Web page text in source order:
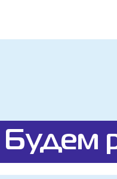
Будем